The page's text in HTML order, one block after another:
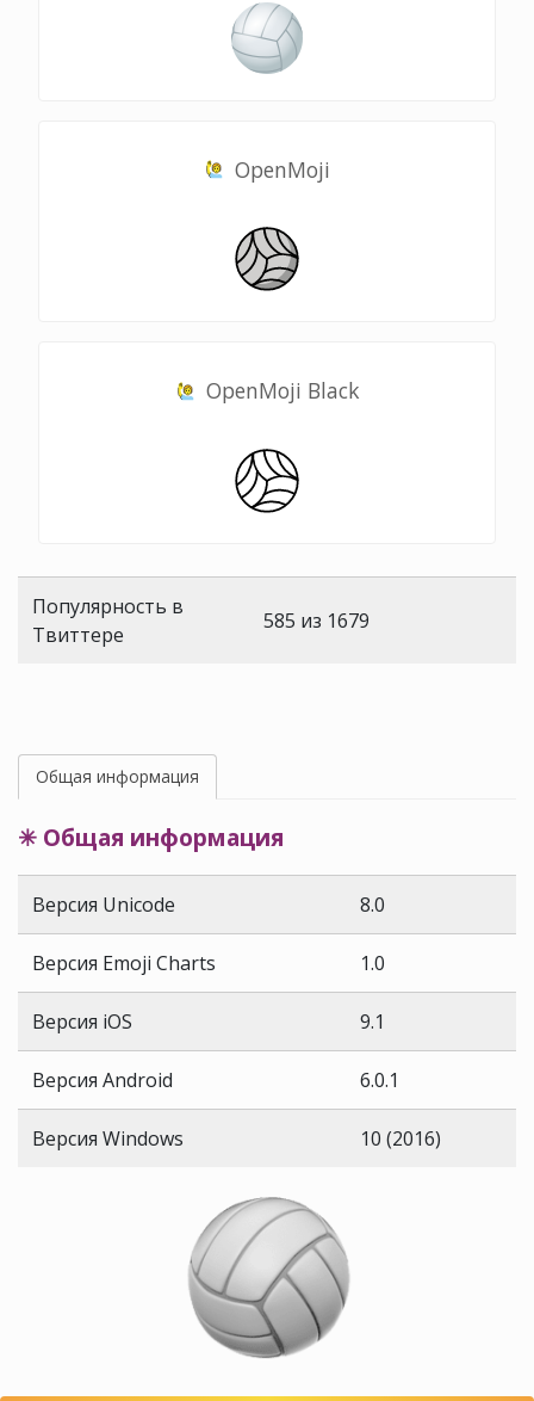
OpenMoji
OpenMoji Black
Популярность в
Твиттере
585 из 1679
Общая информация
✳ Общая информация
Версия Unicode 8.0
Версия Emoji Charts 1.0
Версия iOS 9.1
Версия Android 6.0.1
Версия Windows 10 (2016)